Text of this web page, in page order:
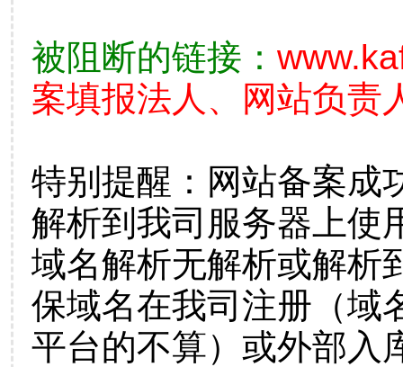
被阻断的链接：
案填报法人、网站负责
特别提醒：网站备案成
解析到我司服务器上使
域名解析无解析或解析
保域名在我司注册（域
平台的不算）或外部入